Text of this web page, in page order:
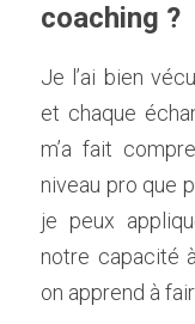
coaching ?
Je l’ai bien
et chaque
m’a fait
niveau pro que
je peux
notre capacité
on apprend à